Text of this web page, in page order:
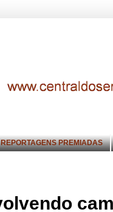
REPORTAGENS PREMIADAS